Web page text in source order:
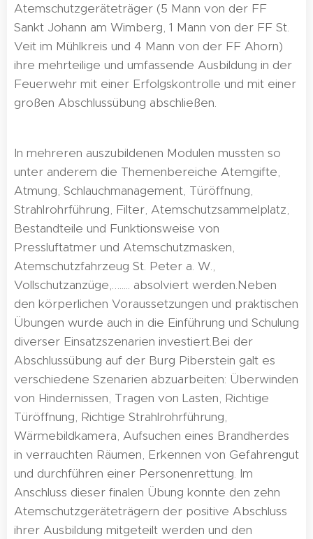
Atemschutzgeräteträger (5 Mann von der FF
Sankt Johann am Wimberg, 1 Mann von der FF St.
Veit im Mühlkreis und 4 Mann von der FF Ahorn)
ihre mehrteilige und umfassende Ausbildung in der
Feuerwehr mit einer Erfolgskontrolle und mit einer
großen Abschlussübung abschließen.
In mehreren auszubildenen Modulen mussten so
unter anderem die Themenbereiche Atemgifte,
Atmung, Schlauchmanagement, Türöffnung,
Strahlrohrführung, Filter, Atemschutzsammelplatz,
Bestandteile und Funktionsweise von
Pressluftatmer und Atemschutzmasken,
Atemschutzfahrzeug St. Peter a. W.,
Vollschutzanzüge,…..... absolviert werden.Neben
den körperlichen Voraussetzungen und praktischen
Übungen wurde auch in die Einführung und Schulung
diverser Einsatzszenarien investiert.Bei der
Abschlussübung auf der Burg Piberstein galt es
verschiedene Szenarien abzuarbeiten: Überwinden
von Hindernissen, Tragen von Lasten, Richtige
Türöffnung, Richtige Strahlrohrführung,
Wärmebildkamera, Aufsuchen eines Brandherdes
in verrauchten Räumen, Erkennen von Gefahrengut
und durchführen einer Personenrettung. Im
Anschluss dieser finalen Übung konnte den zehn
Atemschutzgeräteträgern der positive Abschluss
ihrer Ausbildung mitgeteilt werden und den